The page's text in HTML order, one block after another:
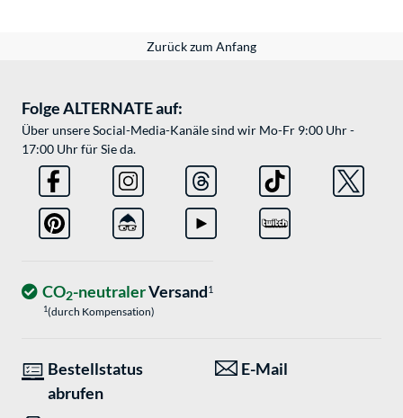
Zurück zum Anfang
Folge ALTERNATE auf:
Über unsere Social-Media-Kanäle sind wir Mo-Fr 9:00 Uhr -
17:00 Uhr für Sie da.
CO2-neutralerVersand1
1(durch Kompensation)
Bestellstatus
abrufen
E-Mail